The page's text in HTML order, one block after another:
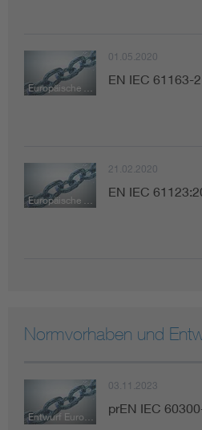
01.05.2020
EN IEC 61163-
21.02.2020
EN IEC
Normvorhaben und
03.11.2023
prEN IEC